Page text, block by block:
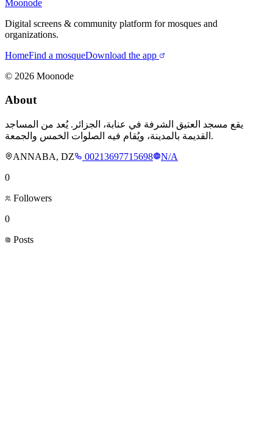
Moonode
Digital screens & community platform for mosques and
organizations.
HomeFind a mosqueDownload the app
© 2026 Moonode
About
يقع مسجد العتيق الشرفة في عنابة، الجزائر. يُعد من المساجد
القديمة بالمدينة، ويُقام فيه الصلوات الخمس والجمعة.
ANNABA, DZ
00213697715698
N/A
0
Followers
0
Posts